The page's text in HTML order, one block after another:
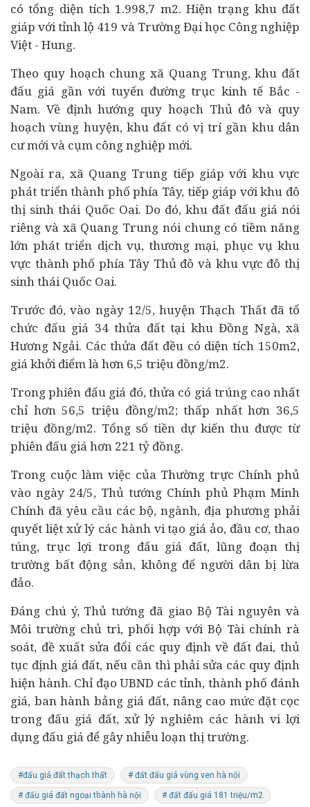
có tổng diện tích 1.998,7 m2. Hiện trạng khu đất
giáp với tỉnh lộ 419 và Trường Đại học Công nghiệp
Việt - Hung.
Theo quy hoạch chung xã Quang Trung, khu đất
đấu giá gần với tuyến đường trục kinh tế Bắc -
Nam. Về định hướng quy hoạch Thủ đô và quy
hoạch vùng huyện, khu đất có vị trí gần khu dân
cư mới và cụm công nghiệp mới.
Ngoài ra, xã Quang Trung tiếp giáp với khu vực
phát triển thành phố phía Tây, tiếp giáp với khu đô
thị sinh thái Quốc Oai. Do đó, khu đất đấu giá nói
riêng và xã Quang Trung nói chung có tiềm năng
lớn phát triển dịch vụ, thương mại, phục vụ khu
vực thành phố phía Tây Thủ đô và khu vực đô thị
sinh thái Quốc Oai.
Trước đó, vào ngày 12/5, huyện Thạch Thất đã tổ
chức đấu giá 34 thửa đất tại khu Đồng Ngà, xã
Hương Ngải. Các thửa đất đều có diện tích 150m2,
giá khởi điểm là hơn 6,5 triệu đồng/m2.
Trong phiên đấu giá đó, thửa có giá trúng cao nhất
chỉ hơn 56,5 triệu đồng/m2; thấp nhất hơn 36,5
triệu đồng/m2. Tổng số tiền dự kiến thu được từ
phiên đấu giá hơn 221 tỷ đồng.
Trong cuộc làm việc của Thường trực Chính phủ
vào ngày 24/5, Thủ tướng Chính phủ Phạm Minh
Chính đã yêu cầu các bộ, ngành, địa phương phải
quyết liệt xử lý các hành vi tạo giá ảo, đầu cơ, thao
túng, trục lợi trong đấu giá đất, lũng đoạn thị
trường bất động sản, không để người dân bị lừa
đảo.
Đáng chú ý, Thủ tướng đã giao Bộ Tài nguyên và
Môi trường chủ trì, phối hợp với Bộ Tài chính rà
soát, đề xuất sửa đổi các quy định về đất đai, thủ
tục định giá đất, nếu cần thì phải sửa các quy định
hiện hành. Chỉ đạo UBND các tỉnh, thành phố đánh
giá, ban hành bảng giá đất, nâng cao mức đặt cọc
trong đấu giá đất, xử lý nghiêm các hành vi lợi
dụng đấu giá để gây nhiễu loạn thị trường.
#đấu giá đất thạch thất # đất đấu giá vùng ven hà nội
# đấu giá đất ngoại thành hà nội # đất đấu giá 181 triệu/m2